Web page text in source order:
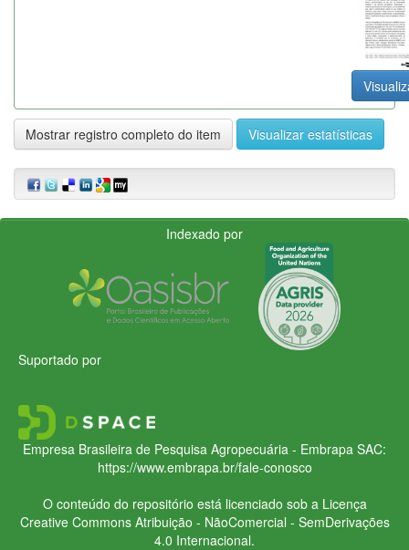
Mostrar registro completo do item Visualizar estatísticas
Indexado por
Suportado por
Empresa Brasileira de Pesquisa Agropecuária - Embrapa SAC:
https://www.embrapa.br/fale-conosco
O conteúdo do repositório está licenciado sob a Licença
Creative CommonsAtribuição - NãoComercial - SemDerivações
4.0 Internacional.